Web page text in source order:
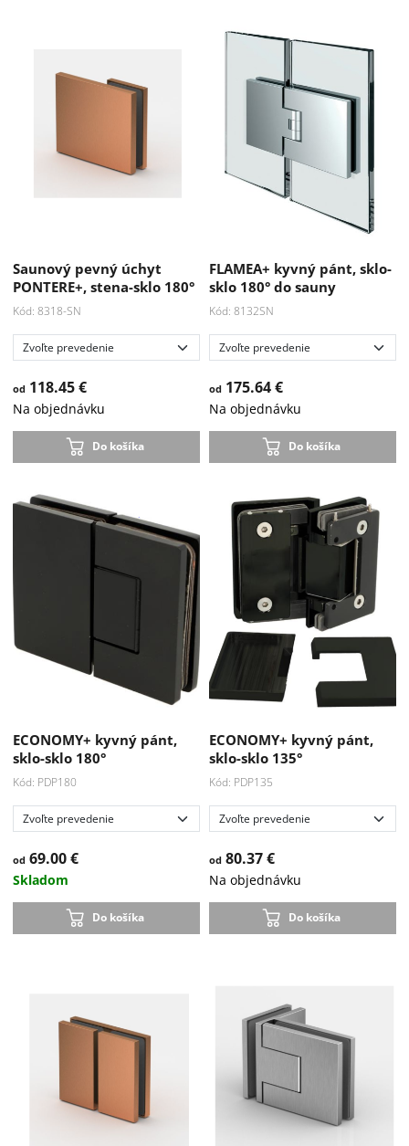
Do vypredania zásob
-33 %
Saunový pevný úchyt
PONTERE+, stena-sklo 180°
Kód: 8318-SN
od118.45 €
Na objednávku
Do košíka
FLAMEA+ kyvný pánt, sklo-
sklo 180° do sauny
Kód: 8132SN
od 175.64 €
Na objednávku
Do košíka
ECONOMY+ kyvný pánt,
sklo-sklo 180°
Kód: PDP180
od69.00 €
Skladom
Do košíka
ECONOMY+ kyvný pánt,
sklo-sklo 135°
Kód: PDP135
od 80.37 €
Na objednávku
Do košíka